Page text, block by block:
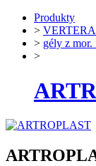
Produkty
> VERTERA
> gély z mor.
>